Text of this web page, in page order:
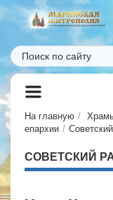
На главную
епархии
СОВЕТСКИЙ